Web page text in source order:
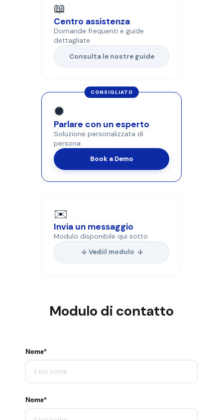
📖
Centro assistenza
Domande frequenti e guide
dettagliate
Consulta le nostre guide
CONSIGLIATO
🟓
Parlare con un esperto
Soluzione personalizzata di
persona
Book a Demo
✉️
Invia un messaggio
Modulo disponibile qui sotto
↓ Vediil modulo ↓
Modulo di contatto
Nome*
Nome*